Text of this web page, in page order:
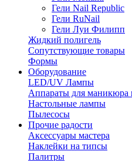
Гели Nail Republic
Гели RuNail
Гели Луи Филипп
Жидкий полигель
Сопутствующие товары
Формы
Оборудование
LED/UV Лампы
Аппараты для маникюра
Настольные лампы
Пылесосы
Прочие радости
Аксессуары мастера
Наклейки на типсы
Палитры